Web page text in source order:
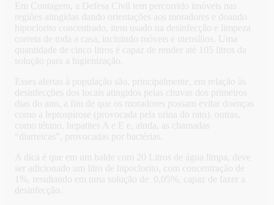
Em Contagem, a Defesa Civil tem percorrido imóveis nas
regiões atingidas dando orientações aos moradores e doando
hipoclorito concentrado, item usado na desinfecção e limpeza
correta de toda a casa, incluindo móveis e utensílios. Uma
quantidade de cinco litros é capaz de render até 105 litros da
solução para a higienização.
Esses alertas à população são, principalmente, em relação às
desinfecções dos locais atingidos pelas chuvas dos primeiros
dias do ano, a fim de que os moradores possam evitar doenças
como a leptospirose (provocada pela urina do rato). outras,
como tétano, hepatites A e E e, ainda, as chamadas
“diarreicas”, provocadas por bactérias.
A dica é que em um balde com 20 Litros de água limpa, deve
ser adicionado um litro de hipoclorito, com concentração de
1%, resultando em uma solução de 0,05%, capaz de fazer a
desinfecção.